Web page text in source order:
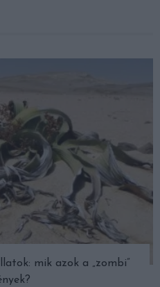
mik azok a „zombi”